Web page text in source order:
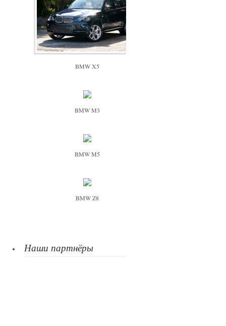
BMW X5
BMW M3
BMW M5
BMW Z8
Наши партнёры